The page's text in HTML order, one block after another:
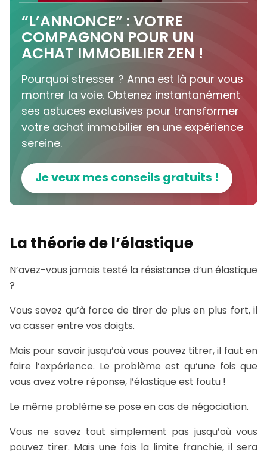
“L’ANNONCE” : VOTRE
COMPAGNON POUR UN
ACHAT IMMOBILIER ZEN !
Pourquoi stresser ? Anna est là pour vous
montrer la voie. Obtenez instantanément
ses astuces exclusives pour transformer
votre achat immobilier en une expérience
sereine.
Je veux mes conseils gratuits !
La théorie de l’élastique
N’avez-vous jamais testé la résistance d’un élastique
?
Vous savez qu’à force de tirer de plus en plus fort, il
va casser entre vos doigts.
Mais pour savoir jusqu’où vous pouvez titrer, il faut en
faire l’expérience. Le problème est qu’une fois que
vous avez votre réponse, l’élastique est foutu !
Le même problème se pose en cas de négociation.
Vous ne savez tout simplement pas jusqu’où vous
pouvez tirer. Mais une fois la limite franchie, il sera